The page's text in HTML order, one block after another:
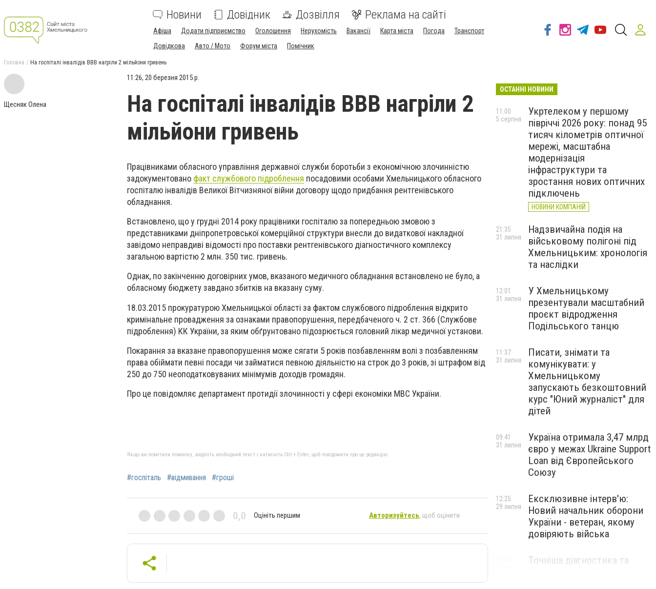
Новини Довідник Дозвілля Реклама на сайті
Афіша Додати підприємство Оголошення Нерухомість Вакансії Карта міста Погода
Транспорт
Довідкова
Авто / Мото Форум міста Помічник
Головна На госпіталі інвалідів ВВВ нагріли 2 мільйони гривень
Щесняк Олена
11:26, 20 березня 2015 р.
На госпіталі інвалідів ВВВ нагріли 2
мільйони гривень
Працівниками обласного управління державної служби боротьби з економічною злочинністю
задокументовано факт службового підроблення посадовими особами Хмельницького обласного
госпіталю інвалідів Великої Вітчизняної війни договору щодо придбання рентгенівського
обладнання.
Встановлено, що у грудні 2014 року працівники госпіталю за попередньою змовою з
представниками дніпропетровської комерційної структури внесли до видаткової накладної
завідомо неправдиві відомості про поставки рентгенівського діагностичного комплексу
загальною вартістю 2 млн. 350 тис. гривень.
Однак, по закінченню договірних умов, вказаного медичного обладнання встановлено не було, а
обласному бюджету завдано збитків на вказану суму.
18.03.2015 прокуратурою Хмельницької області за фактом службового підроблення відкрито
кримінальне провадження за ознаками правопорушення, передбаченого ч. 2 ст. 366 (Службове
підроблення) КК України, за яким обґрунтовано підозрюється головний лікар медичної установи.
Покарання за вказане правопорушення може сягати 5 років позбавленням волі з позбавленням
права обіймати певні посади чи займатися певною діяльністю на строк до 3 років, зі штрафом від
250 до 750 неоподатковуваних мінімумів доходів громадян.
Про це повідомляє департамент протидії злочинності у сфері економіки МВС України.
Якщо ви помітили помилку, виділіть необхідний текст і натисніть Ctrl + Enter, щоб повідомити про це редакцію
#госпіталь #відмивання #гроші
0,0 Оцініть першим Авторизуйтесь, щоб оцінити
ОСТАННІ НОВИНИ
Укртелеком у першому
півріччі 2026 року: понад 95
тисяч кілометрів оптичної
мережі, масштабна
модернізація
інфраструктури та
зростання нових оптичних
підключень
НОВИНИ КОМПАНІЙ
11:00
5 серпня
Надзвичайна подія на
військовому полігоні під
Хмельницьким: хронологія
та наслідки
21:35
31 липня
У Хмельницькому
презентували масштабний
проєкт відродження
Подільського танцю
12:01
31 липня
Писати, знімати та
комунікувати: у
Хмельницькому
запускають безкоштовний
курс "Юний журналіст" для
дітей
11:37
31 липня
Україна отримала 3,47 млрд
євро у межах Ukraine Support
Loan від Європейського
Союзу
09:41
31 липня
Ексклюзивне інтерв'ю:
Новий начальник оборони
України - ветеран, якому
довіряють війська
12:25
29 липня
Точніша діагностика та